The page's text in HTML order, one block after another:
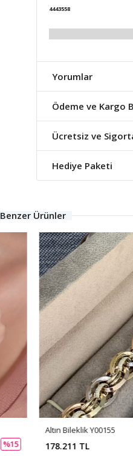
4443558
Yorumlar
Ödeme ve Kargo
Ücretsiz ve
Hediye Paketi
Benzer Ürünler
%15
Altın Bileklik Y00155
178.211 TL